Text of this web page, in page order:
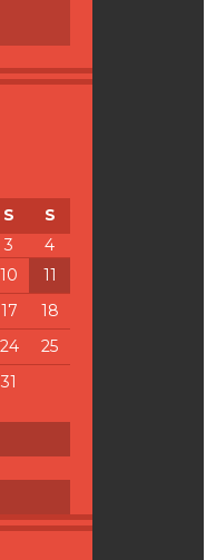
S
S
3
4
10
11
17
18
24
25
31